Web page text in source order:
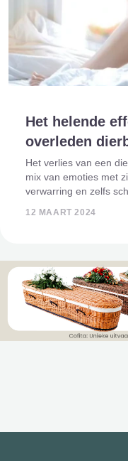
Het helende
overleden
Het verlies van een
mix van emoties met
verwarring en zelfs
12 MAART 2024